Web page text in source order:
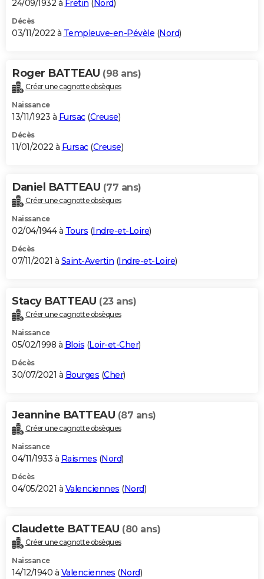
24/09/1932 à Fretin ( Nord)
Décès
03/11/2022 à Templeuve-en-Pévèle (Nord)
Roger BATTEAU (98 ans)
Créer une cagnotte obsèques
Naissance
13/11/1923 à Fursac(Creuse)
Décès
11/01/2022 à Fursac(Creuse)
Daniel BATTEAU (77 ans)
Créer une cagnotte obsèques
Naissance
02/04/1944 à Tours (Indre-et-Loire)
Décès
07/11/2021 à Saint-Avertin (Indre-et-Loire)
Stacy BATTEAU (23 ans)
Créer une cagnotte obsèques
Naissance
05/02/1998 à Blois (Loir-et-Cher)
Décès
30/07/2021 à Bourges (Cher)
Jeannine BATTEAU (87 ans)
Créer une cagnotte obsèques
Naissance
04/11/1933 à Raismes (Nord)
Décès
04/05/2021 à Valenciennes (Nord)
Claudette BATTEAU (80 ans)
Créer une cagnotte obsèques
Naissance
14/12/1940 à Valenciennes (Nord)